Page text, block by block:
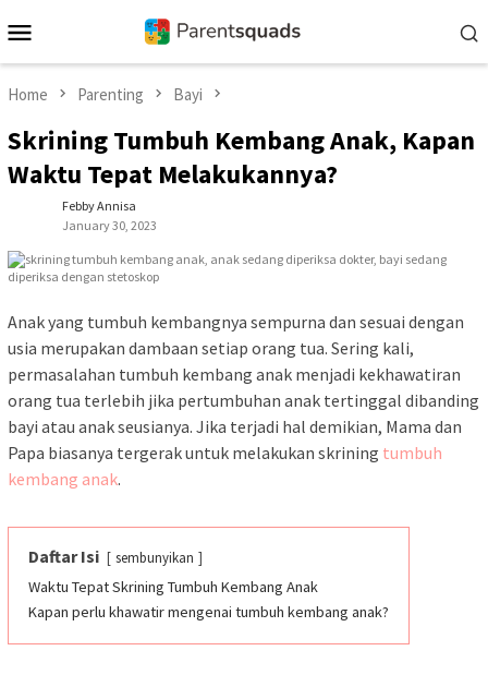
to
Menu
Home Parenting Bayi
Skrining Tumbuh Kembang Anak, Kapan
Waktu Tepat Melakukannya?
Febby Annisa
January 30, 2023
Anak yang tumbuh kembangnya sempurna dan sesuai dengan
usia merupakan dambaan setiap orang tua. Sering kali,
permasalahan tumbuh kembang anak menjadi kekhawatiran
orang tua terlebih jika pertumbuhan anak tertinggal dibanding
bayi atau anak seusianya. Jika terjadi hal demikian, Mama dan
Papa biasanya tergerak untuk melakukan skrining tumbuh
kembang anak.
Daftar Isi sembunyikan
Waktu Tepat Skrining Tumbuh Kembang Anak
Kapan perlu khawatir mengenai tumbuh kembang anak?